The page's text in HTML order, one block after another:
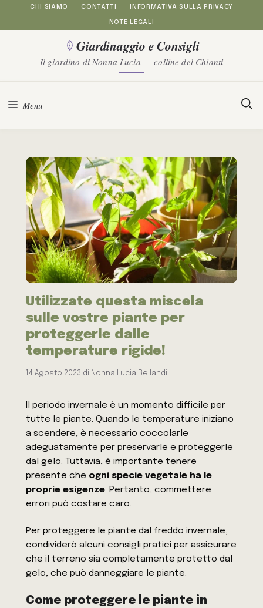
al
contenuto
CHI SIAMO CONTATTI INFORMATIVA SULLA PRIVACY
NOTE LEGALI
Giardinaggio e Consigli
Il giardino di Nonna Lucia — colline del Chianti
Menu
Utilizzate questa miscela
sulle vostre piante per
proteggerle dalle
temperature rigide!
14 Agosto 2023 di Nonna Lucia Bellandi
Il periodo invernale è un momento difficile per
tutte le piante. Quando le temperature iniziano
a scendere, è necessario coccolarle
adeguatamente per preservarle e proteggerle
dal gelo. Tuttavia, è importante tenere
presente che ogni specie vegetale ha le
proprie esigenze. Pertanto, commettere
errori può costare caro.
Per proteggere le piante dal freddo invernale,
condividerò alcuni consigli pratici per assicurare
che il terreno sia completamente protetto dal
gelo, che può danneggiare le piante.
Come proteggere le piante in